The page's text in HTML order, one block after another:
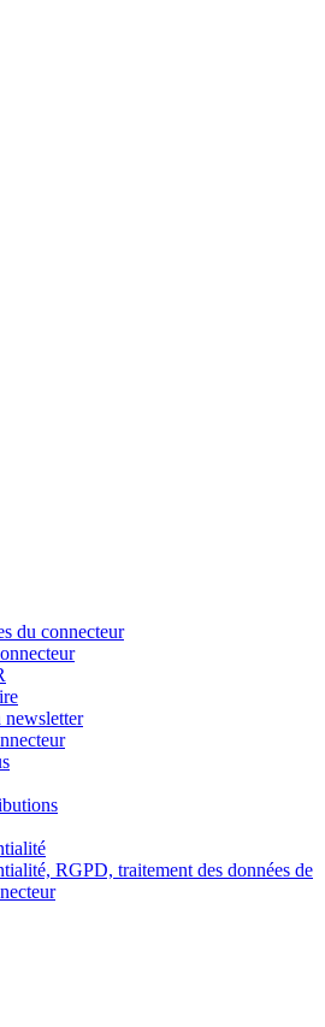
du connecteur
newsletter
RGPD, traitement des données de